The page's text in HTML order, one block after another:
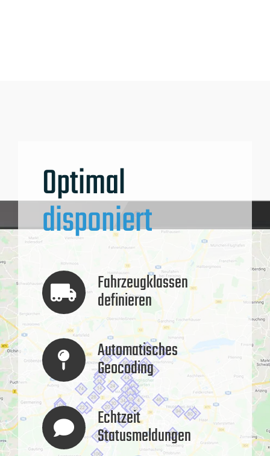
Optimal
disponiert
Fahrzeugklassen
definieren
Automatisches
Geocoding
Echtzeit
Statusmeldungen